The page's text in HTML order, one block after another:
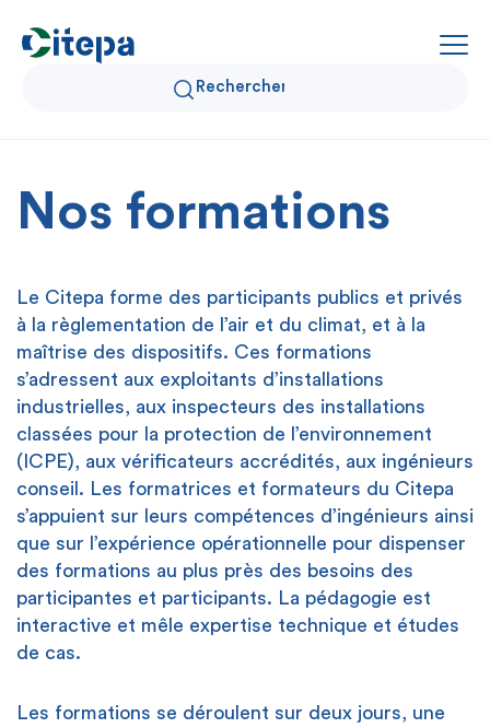
Qui sommes-nous ?
Actualités et décryptages
Expertise et solutions
Nos formations
Le Citepa forme des participants publics et privés
à la règlementation de l’air et du climat, et à la
maîtrise des dispositifs. Ces formations
s’adressent aux exploitants d’installations
industrielles, aux inspecteurs des installations
classées pour la protection de l’environnement
(ICPE), aux vérificateurs accrédités, aux ingénieurs
conseil. Les formatrices et formateurs du Citepa
s’appuient sur leurs compétences d’ingénieurs ainsi
que sur l’expérience opérationnelle pour dispenser
des formations au plus près des besoins des
participantes et participants. La pédagogie est
interactive et mêle expertise technique et études
de cas.
Les formations se déroulent sur deux jours, une